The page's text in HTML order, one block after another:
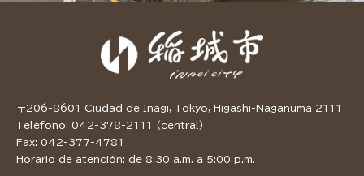
〒206-8601 Ciudad de Inagi, Tokyo, Higashi-Naganuma 2111
Teléfono: 042-378-2111 (central)
Fax: 042-377-4781
Horario de atención: de 8:30 a.m. a 5:00 p.m.